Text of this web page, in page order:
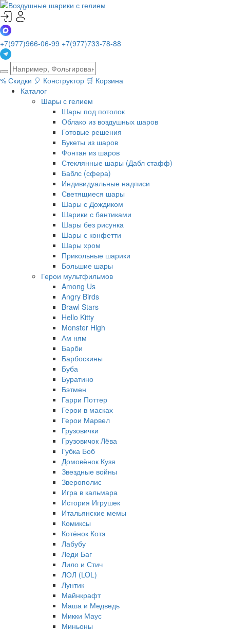
+7(977)966-06-99 +7(977)733-78-88
% Скидки 🎈 Конструктор 🛒 Корзина
Каталог
Шары с гелием
Шары под потолок
Облако из воздушных шаров
Готовые решения
Букеты из шаров
Фонтан из шаров
Стеклянные шары (Дабл стафф)
Баблс (сфера)
Индивидуальные надписи
Светящиеся шары
Шары с Дождиком
Шарики с бантиками
Шары без рисунка
Шары с конфетти
Шары хром
Прикольные шарики
Большие шары
Герои мультфильмов
Among Us
Angry Birds
Brawl Stars
Hello Kitty
Monster High
Ам ням
Барби
Барбоскины
Буба
Буратино
Бэтмен
Гарри Поттер
Герои в масках
Герои Марвел
Грузовички
Грузовичок Лёва
Губка Боб
Домовёнок Кузя
Звездные войны
Зверополис
Игра в кальмара
История Игрушек
Итальянские мемы
Комиксы
Котёнок Котэ
Лабубу
Леди Баг
Лило и Стич
ЛОЛ (LOL)
Лунтик
Майнкрафт
Маша и Медведь
Микки Маус
Миньоны